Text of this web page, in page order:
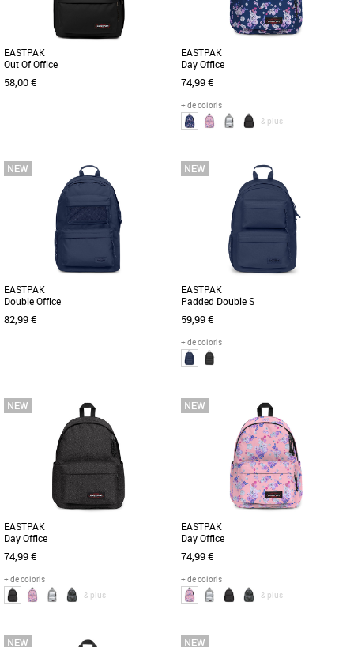
EASTPAK
Out Of Office
58,00 €
Nouvelle collection Eastpak
Un sac à dos au design épuré dans un
coloris Black avec un espace pour votre
ordinateur : conçu pour [...]
EASTPAK
Day Office
74,99 €
+ de coloris
& plus
Nouvelle collection Eastpak
Le sac à dos Eastpak Day Office allie
praticité et style pour accompagner
toutes vos journées de printemps [...]
EASTPAK
Double Office
82,99 €
Nouvelle collection Eastpak
Le sac à dos Eastpak Double Office allie
praticité et style avec son design
moderne et épuré en bleu [...]
EASTPAK
Padded Double S
59,99 €
+ de coloris
Nouvelle collection Eastpak
Le sac à dos Eastpak Padded Double S
est l’accessoire idéal pour allier style et
praticité au quotidien. [...]
EASTPAK
Day Office
74,99 €
+ de coloris
& plus
EASTPAK
Day Office
74,99 €
+ de coloris
& plus